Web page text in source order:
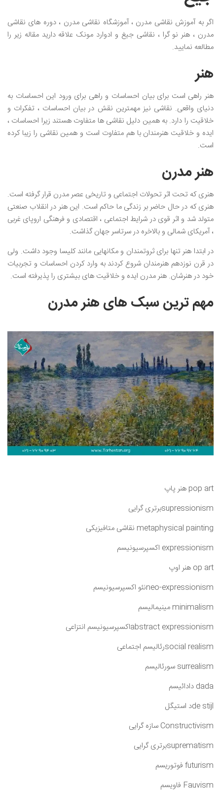
اگر به آموزش نقاشی مدرن ، آموزشگاه نقاشی مدرن ، دوره های نقاشی
مدرن ، هنر نو گرا ، نقاشی جیغ و ادوارد مونک علاقه دارید مقاله زیر را
مطالعه نمایید.
هنر
هنر راهی است برای بیان احساسات و راهی برای ورود این احساسات به
دنیای واقعی. نقاشی نیز مهمترین نقش در بیان احساسات ، تفکرات و
خلاقیت را دارد. به همین دلیل نقاشی ها متفاوت هستند زیرا احساسات ،
ایده و خلاقیت هنرمندان با هم متفاوت است و همین نقاشی را زیبا کرده
است.
هنر مدرن
هنری که تحت اثر تحولات اجتماعی و تاریخی عصر مدرن قرار گرفته است.
هنری که در حال حاضر بر زندگی ما حاکم است. این هنر در انقلاب صنعتی
متولد شد و اثر قوی در شرایط اجتماعی ، اقتصادی و فرهنگی اروپای غربی
، آمریکای شمالی و بالاخره در سرتاسر جهان گذاشت.
در ابتدا هنر تنها برای ثروتمندان و مکانهایی مانند کلیسا وجود داشت. ولی
در قرن نوزدهم هنرمندان شروع کردند به وارد کردن احساسات و تجربیات
خود در هنرشان. هنر مدرن ایده و خلاقیت های بیشتری را پذیرفته است.
مهم ترین سبک های هنر مدرن
pop art هنر پاپ
supressionismبرتری گرایی
metaphysical painting نقاشی متافیزیکی
expressionism اکسپرسیونیسم
op art هنر اوپ
neo-expressionismنئو اکسپرسیونیسم
minimalism مینیمالیسم
abstract expressionismاکسپرسیونیسم انتزاعی
social realismرئالیسم اجتماعی
surrealism سورئالیسم
dada دادائیسم
de stijlد استیگل
Constructivism سازه گرایی
suprematismبرتری گرایی
futurism فوتوریسم
Fauvism فاویسم